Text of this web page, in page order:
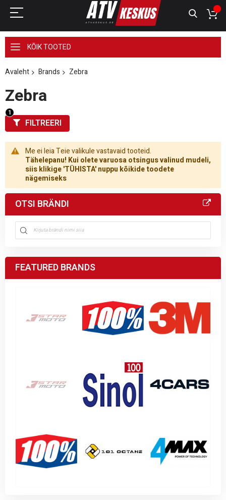
KÕIK TOOTED
Avaleht Brands Zebra
Zebra
Me ei leia Teie valikule vastavaid tooteid.
Tähelepanu! Kui olete varuosa otsingus valinud mudeli,
siis klikige 'TÜHISTA' nuppu kõikide toodete
nägemiseks
FILTREERI
OTSI BRÄNDI
FEATURED BRANDS